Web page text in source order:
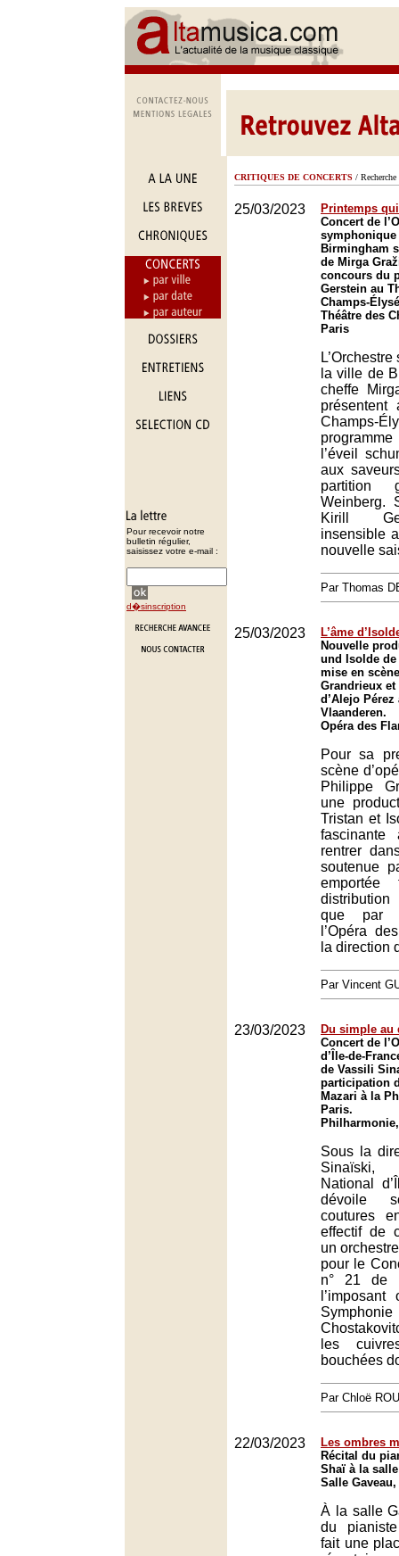
Pour recevoir notre
bulletin régulier,
saisissez votre e-mail :
d�sinscription
CRITIQUES DE CONCERTS / Recherche
25/03/2023
Printemps
Concert de
Birmingham
de Mirga
concours du
Gerstein au
Champs-
Théâtre des
Paris
la ville de
cheffe
présentent
l’éveil
aux
partition
Weinberg.
Kirill
insensible
nouvelle
Par Thomas
25/03/2023
L’âme
Nouvelle
und Isolde de
mise en
Grandrieux
d’Alejo Pérez
Vlaanderen.
Opéra des
Pour sa
scène
Philippe
une
Tristan et
rentrer
soutenue
que par
l’Opéra
la direction
Par Vincent
23/03/2023
Du simple au
Concert de
d’Île-de-
de Vassili
participation
Mazari à la
Paris.
Sous la
Sinaïski,
National
dévoile
coutures
effectif de
un
pour le
n° 21 de
les
bouchées
Par Chloë
22/03/2023
Les ombres
Récital du
Shaï à la
Salle
À la salle
du
fait une